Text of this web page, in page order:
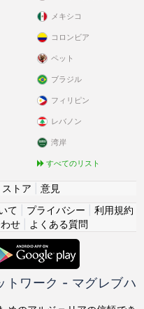
メキシコ
コロンビア
ペット
ブラジル
フィリピン
レバノン
湾岸
すべてのリスト
ストア
意見
て プライバシー
利用規約
せ| よくある質問
トワーク - マグレブハ